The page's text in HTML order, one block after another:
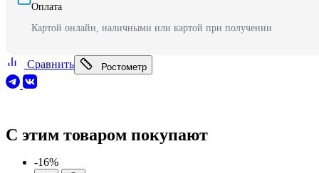
Оплата
Картой онлайн, наличными или картой при получении
Сравнить Ростометр
С этим товаром покупают
-16%